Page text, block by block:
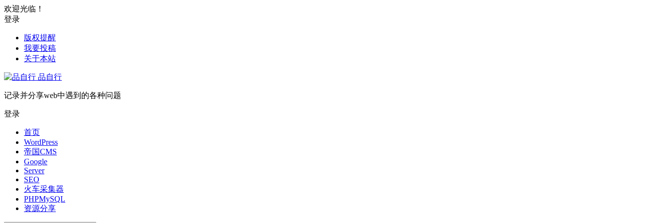
欢迎光临！
登录
版权提醒
我要投稿
关于本站
品自行
记录并分享web中遇到的各种问题
登录
首页
WordPress
帝国CMS
Google
Server
SEO
火车采集器
PHPMySQL
资源分享